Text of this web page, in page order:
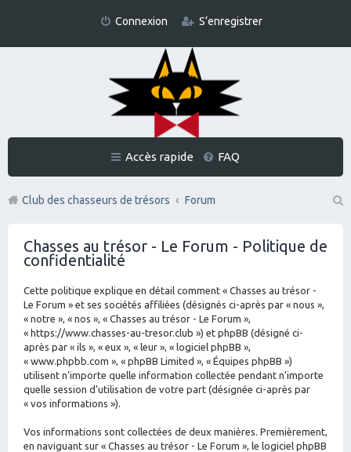
Connexion S’enregistrer
Accès rapide FAQ
Club des chasseurs de trésors
Forum
Chasses au trésor - Le Forum - Politique de
confidentialité
Cette politique explique en détail comment « Chasses au trésor -
Le Forum » et ses sociétés affiliées (désignés ci-après par « nous »,
« notre », « nos », « Chasses au trésor - Le Forum »,
« https://www.chasses-au-tresor.club ») et phpBB (désigné ci-
après par « ils », « eux », « leur », « logiciel phpBB »,
« www.phpbb.com », « phpBB Limited », « Équipes phpBB »)
utilisent n’importe quelle information collectée pendant n’importe
quelle session d’utilisation de votre part (désignée ci-après par
« vos informations »).
Vos informations sont collectées de deux manières. Premièrement,
en naviguant sur « Chasses au trésor - Le Forum », le logiciel phpBB